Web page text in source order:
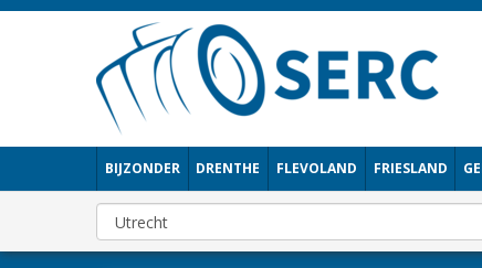
BIJZONDER DRENTHE FLEVOLAND FRIESLAND